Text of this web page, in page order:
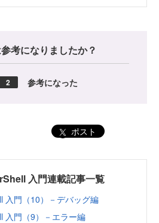
考になりましたか？
2 参考になった
ポスト
入門連載記事一覧
入門（10）－デバッグ編
入門（9）－エラー編